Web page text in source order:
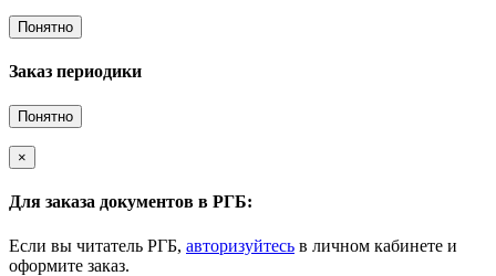
Понятно
Заказ периодики
Понятно
×
Для заказа документов в РГБ:
Если вы читатель РГБ, авторизуйтесь в личном кабинете и
оформите заказ.